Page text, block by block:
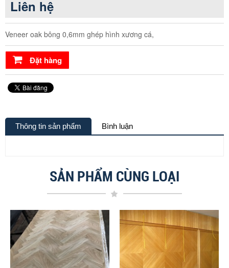
Liên hệ
Veneer oak bông 0,6mm ghép hình xương cá,
Đặt hàng
Thông tin sản phẩm Bình luận
SẢN PHẨM CÙNG LOẠI